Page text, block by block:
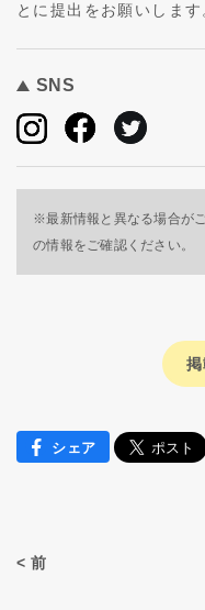
とに提出をお願いします
SNS
※最新情報と異なる場合が
の情報をご確認ください。
シェア
< 前